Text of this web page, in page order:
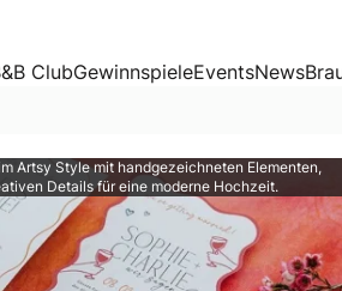
ClubGewinnspieleEventsNews
Artsy Style mit handgezeichneten Elementen,
Details für eine moderne Hochzeit.